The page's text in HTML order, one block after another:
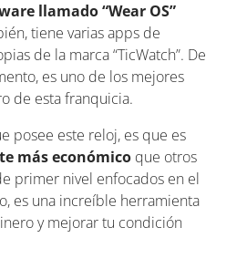
llamado “Wear OS”
tiene varias apps de
de la marca “TicWatch”. De
es uno de los mejores
de esta franquicia.
posee este reloj, es que es
más económico que otros
primer nivel enfocados en el
es una increíble herramienta
y mejorar tu condición